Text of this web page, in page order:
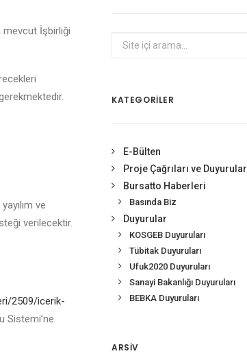
mevcut İşbirliği
ve
verilecektir.
2509/icerik-
Sistemi’ne
KATEGORİLER
E-Bülten
Proje Çağrıları ve Duyurular
Bursatto Haberleri
Basında Biz
Duyurular
KOSGEB Duyuruları
Tübitak Duyuruları
Ufuk2020 Duyuruları
Sanayi Bakanlığı Duyuruları
BEBKA Duyuruları
ARSIV